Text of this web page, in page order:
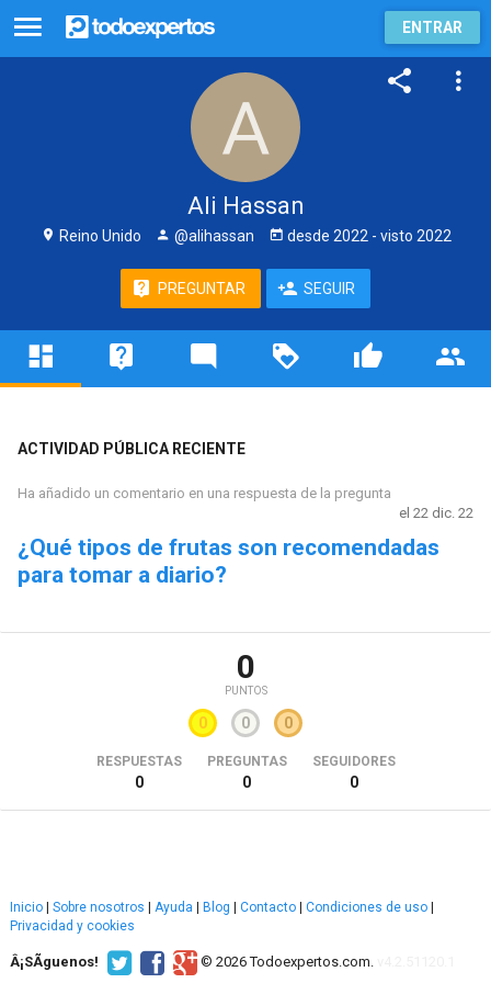
ENTRAR
Ali Hassan
Reino Unido @alihassan desde 2022 - visto 2022
PREGUNTAR SEGUIR
ACTIVIDAD PÚBLICA RECIENTE
Ha añadido un comentario en una respuesta de la pregunta
el 22 dic. 22
¿Qué tipos de frutas son recomendadas
para tomar a diario?
0
PUNTOS
0 0 0
RESPUESTAS
0
PREGUNTAS
0
SEGUIDORES
0
Inicio Sobre nosotros Ayuda Blog Contacto Condiciones de uso
Privacidad y cookies
Â¡SÃ­guenos! © 2026 Todoexpertos.com.